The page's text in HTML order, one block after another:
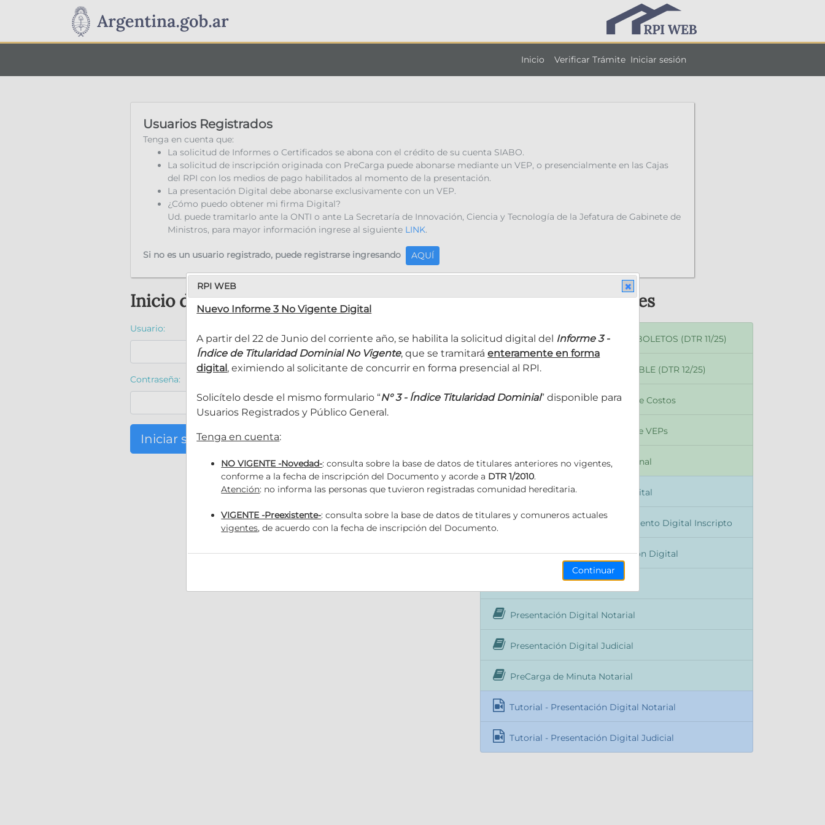
Inicio Verificar Trámite Iniciar sesión
Usuarios Registrados
Tenga en cuenta que:
La solicitud de Informes o Certificados se abona con el crédito de su cuenta SIABO.
La solicitud de inscripción originada con PreCarga puede abonarse mediante un VEP, o presencialmente en las Cajas
del RPI con los medios de pago habilitados al momento de la presentación.
La presentación Digital debe abonarse exclusivamente con un VEP.
¿Cómo puedo obtener mi firma Digital?
Ud. puede tramitarlo ante la ONTI o ante La Secretaría de Innovación, Ciencia y Tecnología de la Jefatura de Gabinete de
Ministros, para mayor información ingrese al siguiente LINK.
Si no es un usuario registrado, puede registrarse ingresando AQUÍ
Inicio de sesión Manuales y Tutoriales
Usuario:
Contraseña:
Iniciar sesión Olvidé mi contraseña
Guia Rápida ANOTACIÓN DE BOLETOS (DTR 11/25)
Guia Rápida HIPOTECA DIVISIBLE (DTR 12/25)
Guía Rápida de RECALCULO de Costos
Guía Rápida de Autogestión de VEPs
Guía Rápida de Beneficiario Final
Guía Rápida Presentación Digital
Guia Rápida Descarga Documento Digital Inscripto
Subsanación de la Presentación Digital
Subsanación de Precarga
Presentación Digital Notarial
Presentación Digital Judicial
PreCarga de Minuta Notarial
Tutorial - Presentación Digital Notarial
Tutorial - Presentación Digital Judicial
RPI WEB
Nuevo Informe 3 No Vigente Digital
A partir del 22 de Junio del corriente año, se habilita la solicitud digital del Informe 3 -
Índice de Titularidad Dominial No Vigente, que se tramitaráenteramente en forma
digital, eximiendo al solicitante de concurrir en forma presencial al RPI.
Solicítelo desde el mismo formulario “N° 3 - Índice Titularidad Dominial” disponible para
Usuarios Registrados y Público General.
Tenga en cuenta:
NO VIGENTE -Novedad-: consulta sobre la base de datos de titulares anteriores no vigentes,
conforme a la fecha de inscripción del Documento y acorde a DTR 1/2010.
Atención: no informa las personas que tuvieron registradas comunidad hereditaria.
VIGENTE -Preexistente-: consulta sobre la base de datos de titulares y comuneros actuales
vigentes, de acuerdo con la fecha de inscripción del Documento.
Continuar